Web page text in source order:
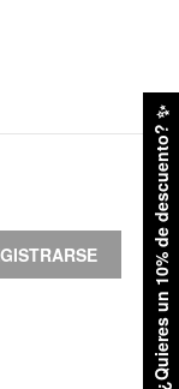
¿Quieres un 10% de descuento?
✨